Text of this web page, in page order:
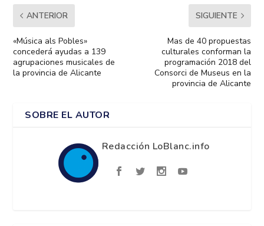
ANTERIOR
«Música als Pobles»
concederá ayudas a 139
agrupaciones musicales de
la provincia de Alicante
SIGUIENTE
Mas de 40 propuestas
culturales conforman la
programación 2018 del
Consorci de Museus en la
provincia de Alicante
SOBRE EL AUTOR
Redacción LoBlanc.info